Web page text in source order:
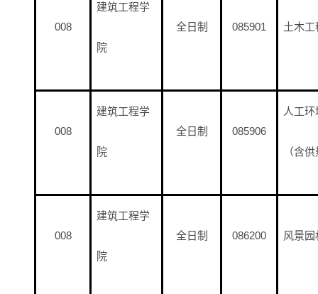
008
建筑工程学
院
全日制 085901 土木工
008
建筑工程学
院
全日制 085906
人工
（含
008
建筑工程学
院
全日制 086200 风景园